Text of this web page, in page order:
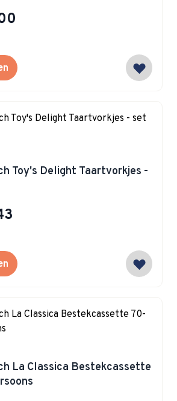
Toy's Delight Taartvorkjes -
La Classica Bestekcassette